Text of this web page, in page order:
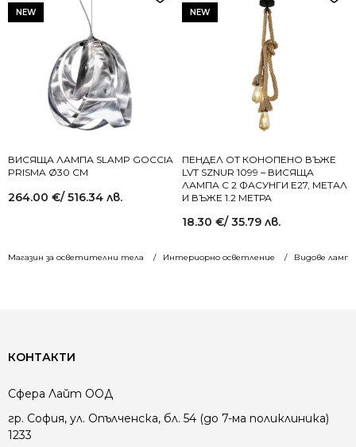
Магазин за осветителни тела Интериорно осветление Видове
NEW
ВИСЯЩА ЛАМПА SLAMP GOCCIA
PRISMA Ø30 СМ
264.00 €/ 516.34 лв.
NEW
ПЕНДЕЛ ОТ КОНОПЕНО ВЪЖЕ
LVT SZNUR 1099 – ВИСЯЩА
ЛАМПА С 2 ФАСУНГИ E27, МЕТАЛ
И ВЪЖЕ 1.2 МЕТРА
18.30 €/ 35.79 лв.
КОНТАКТИ
Сфера Лайт ООД
гр. София, ул. Опълченска, бл. 54 (до 7-ма поликлиника)
1233